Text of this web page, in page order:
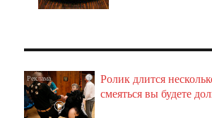
i
Ролик длится
смеяться вы будете